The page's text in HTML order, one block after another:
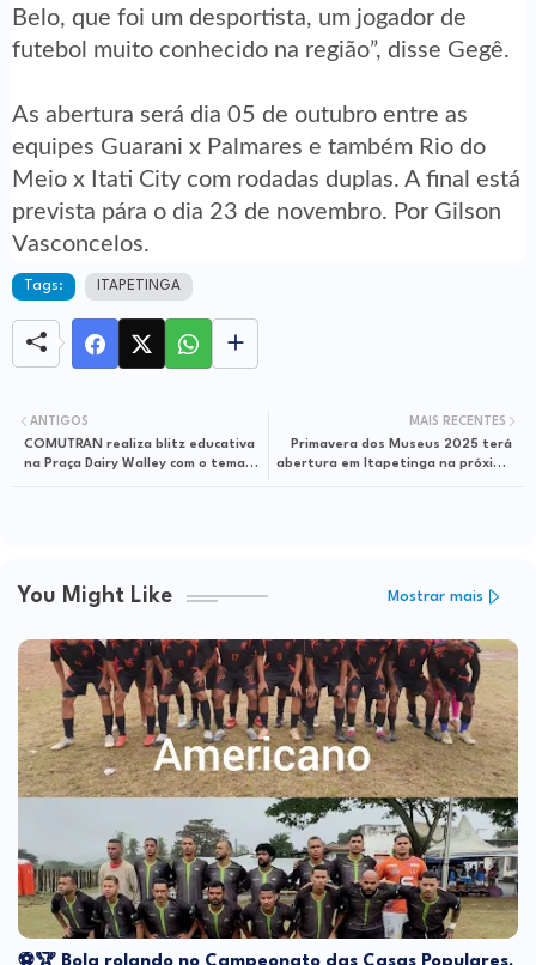
Belo, que foi um desportista, um jogador de
futebol muito conhecido na região”, disse Gegê.
As abertura será dia 05 de outubro entre as
equipes Guarani x Palmares e também Rio do
Meio x Itati City com rodadas duplas. A final está
prevista pára o dia 23 de novembro. Por Gilson
Vasconcelos.
Tags: ITAPETINGA
MAIS RECENTES
Primavera dos Museus 2025 terá
abertura em Itapetinga na próxima
ANTIGOS
COMUTRAN realiza blitz educativa
na Praça Dairy Walley com o tema
You Might Like Mostrar mais